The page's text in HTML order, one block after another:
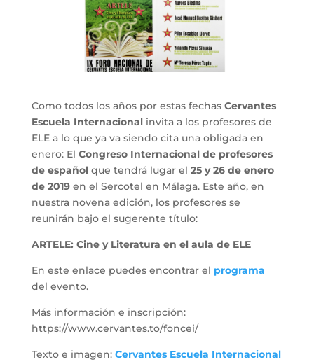
Como todos los años por estas fechas Cervantes
Escuela Internacionalinvita a los profesores de
ELE a lo que ya va siendo cita una obligada en
enero: El Congreso Internacional de profesores
de españolque tendrá lugar el 25 y 26 de enero
de 2019en el Sercotel en Málaga. Este año, en
nuestra novena edición, los profesores se
reunirán bajo el sugerente título:
ARTELE: Cine y Literatura en el aula de ELE
En este enlace puedes encontrar el programa
del evento.
Más información e inscripción:
https://www.cervantes.to/foncei/
Texto e imagen: Cervantes Escuela Internacional